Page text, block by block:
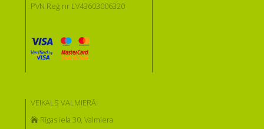
PVN Reģ.nr LV43603006320
VEIKALS VALMIERĀ:
Rīgas iela 30, Valmiera